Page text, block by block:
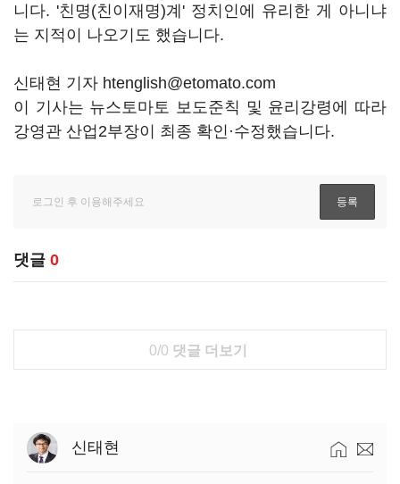
니다. '친명(친이재명)계' 정치인에 유리한 게 아니냐
는 지적이 나오기도 했습니다.
신태현 기자 htenglish@etomato.com
이 기사는 뉴스토마토 보도준칙 및 윤리강령에 따라
강영관 산업2부장이 최종 확인·수정했습니다.
댓글 0
0/0 댓글 더보기
신태현